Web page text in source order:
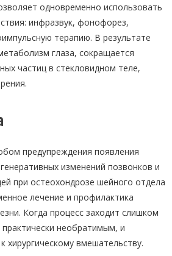
одновременно использовать
инфразвук, фонофорез,
терапию. В результате
глаза, сокращается
частиц в стекловидном теле,
предупреждения появления
изменений позвонков и
при остеохондрозе шейного отдела
лечение и профилактика
Когда процесс заходит слишком
необратимым, и
хирургическому вмешательству.